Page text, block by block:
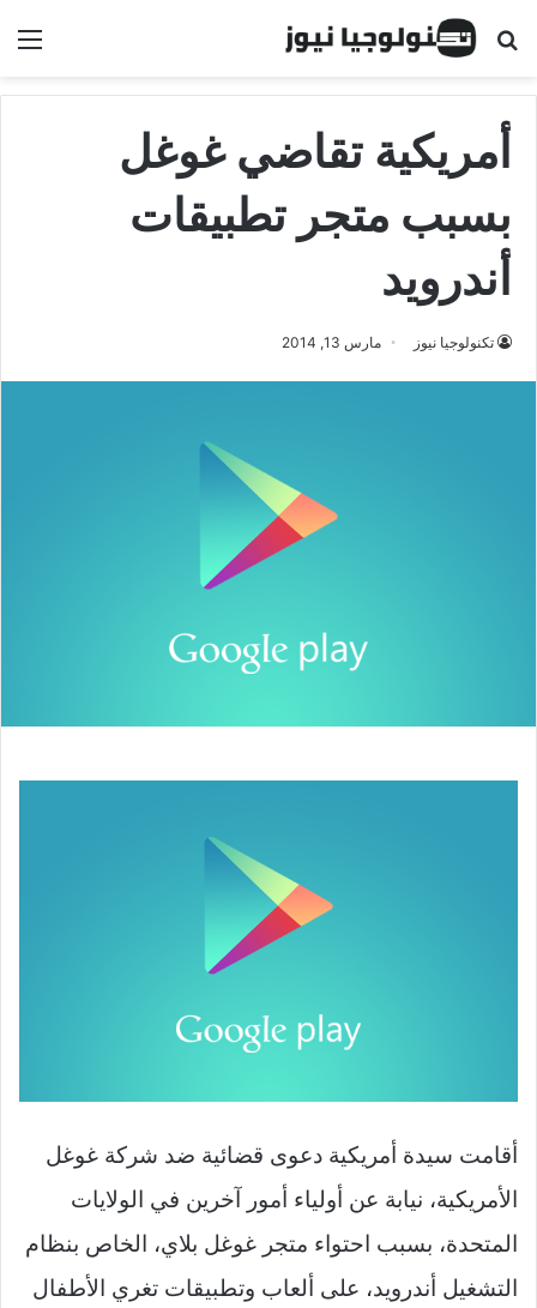
البحث عن
أمريكية تقاضي غوغل
بسبب متجر تطبيقات
أندرويد
تكنولوجيا نيوز مارس 13, 2014
أقامت سيدة أمريكية دعوى قضائية ضد شركة غوغل
الأمريكية، نيابة عن أولياء أمور آخرين في الولايات
المتحدة، بسبب احتواء متجر غوغل بلاي، الخاص بنظام
التشغيل أندرويد، على ألعاب وتطبيقات تغري الأطفال